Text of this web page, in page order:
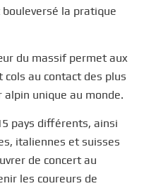
la pratique
du massif permet aux
au contact des plus
alpin unique au monde.
pays différents, ainsi
italiennes et suisses
de concert au
les coureurs de